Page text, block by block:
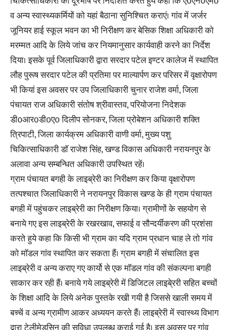
व अन्य स्वास्थ्यकर्मियों को यहां बैठाना सुनिश्चित कराएं। गांव में जर्जर
जूनियर हाई स्कूल भवन का भी निरीक्षण कर बेसिक शिक्षा अधिकारी को
मरम्मत आदि के लिये जांच कर नियमानुसार कार्यवाही करने का निर्देश
दिया। इसके पूर्व जिलाधिकारी द्वारा सरदार पटेल इण्टर कालेज में स्थापित
लौह पुरूष सरदार पटेल की प्रतिमा पर माल्यार्पण कर परिसर में वृक्षारोपण
भी कियां इस अवसर पर उप जिलाधिकारी चुनार राजेश वर्मा, जिला
पंचायत राज अधिकारी संतोष श्रीवास्तव, परियोजना निदेशक
डी0आर0डी0ए0 दिलीप सोनकर, जिला प्रोबेशन अधिकारी शक्ति
त्रिपाटी, जिला कार्यक्रम अधिकारी वाणी वर्मा, मुख्य पशु
चिकित्साधिकारी डाॅ राजेश सिंह, खण्ड विकास अधिकारी नरायनपुर के
अलावा अन्य सम्बन्धित अधिकारी उपस्थित रहें।
ग्राम पंचायत बगही के लाइब्रेरी का निरीक्षण कर किया वृक्षारोपण
तत्पश्चात जिलाधिकारी ने नरायनपुर विकास खण्ड के ही ग्राम पंचायत
बगही में पहुंचकर लाइब्रेरी का निरीक्षण किया। ग्रामीणों के सहयोग से
बनाये गए इस लाइब्रेरी के रखरखाव, सफाई व सौन्दर्यीकरण की प्रशंसा
करते हुये कहा कि किसी भी ग्राम का यदि ग्राम प्रधान चाह ले तो गांव
को माॅडल गांव स्थापित कर सकता हैं। ग्राम बगही में संचालित इस
लाइब्रेरी व अन्य कराए गए कार्यो से एक माॅडल गांव की संकल्पना बगही
साकार कर रही हैं। बनाये गये लाइब्रेरी में डिजिटल लाइबे्ररी सहित बच्चों
के शिक्षा आदि के लिये अनेक पुस्तके रखी गयी है जिससे खाली समय में
बच्चें व अन्य ग्रामीण आकर अध्ययन करते हैं। लाइब्रेरी में स्वास्थ्य विभाग